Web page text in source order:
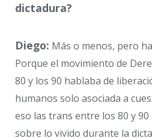
dictadura?
Diego: Más o menos, pero
Porque el movimiento de
80 y los 90 hablaba de
humanos solo asociada a
eso las trans entre los 80 y
sobre lo vivido durante la